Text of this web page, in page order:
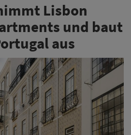
Lisbon
und baut
aus